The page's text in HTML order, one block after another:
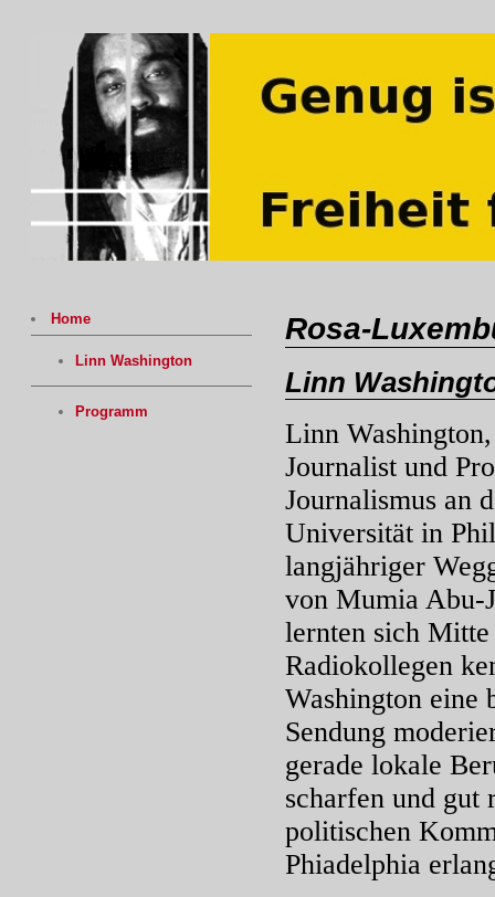
Home
Linn Washington
Programm
Rosa-
Linn
Linn
Journalist und
Journalismus an
Universität in
langjähriger
von Mumia Abu-
lernten sich Mitte
Radiokollegen
Washington eine
Sendung
gerade lokale
scharfen und gut
politischen
Phiadelphia